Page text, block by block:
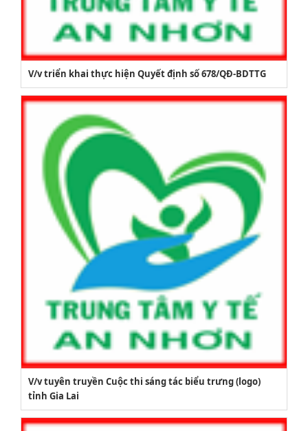
V/v triển khai thực hiện Quyết định số 678/QĐ-BDTTG
V/v tuyên truyền Cuộc thi sáng tác biểu trưng (logo)
tỉnh Gia Lai